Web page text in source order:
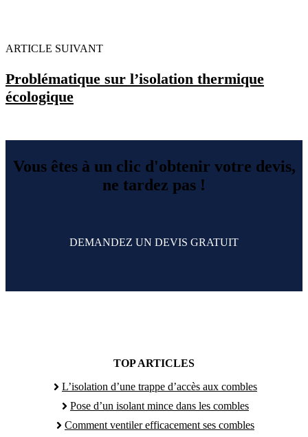
ARTICLE SUIVANT
Problématique sur l’isolation thermique
écologique
Vous êtes à un clic d'obtenir votre devis,
ne tardez pas !
DEMANDEZ UN DEVIS GRATUIT
TOP ARTICLES
L’isolation d’une trappe d’accès aux combles
Pose d’un isolant mince dans les combles
Comment ventiler efficacement ses combles